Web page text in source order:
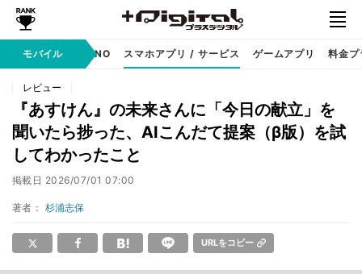
モバイル
携帯キャリア MVNO スマホアプリ / サービス ゲームアプリ 料金プ
レビュー
『あすけん』の未来さんに「今日の献立」を
聞いたら捗った、AIこんだて提案（β版）を試
してわかったこと
掲載日 2026/07/01 07:00
著者： 杉浦志保
URLをコピー